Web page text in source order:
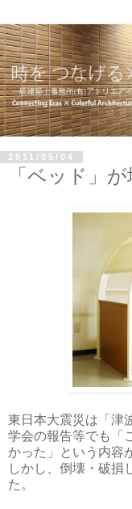
2011/05/04
「ベッド」
東日本大震災は「津
学会の報告等でも「
かった」という内容
しかし、倒壊・破損
た。